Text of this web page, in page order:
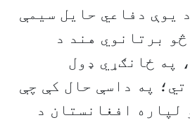
یوې دفاعي حایل سیمې
برتانوي هند د
په ځانګړي ډول
په داسې حال کې چې
لپاره افغانستان د